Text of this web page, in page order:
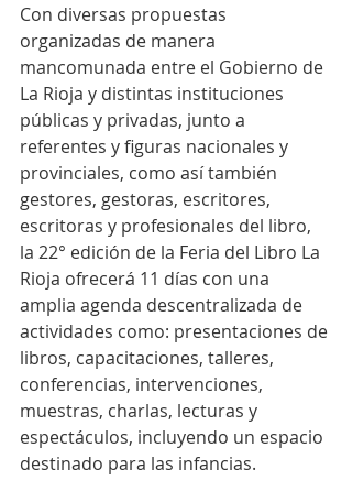
Con diversas propuestas
organizadas de manera
mancomunada entre el Gobierno de
La Rioja y distintas instituciones
públicas y privadas, junto a
referentes y figuras nacionales y
provinciales, como así también
gestores, gestoras, escritores,
escritoras y profesionales del libro,
la 22° edición de la Feria del Libro La
Rioja ofrecerá 11 días con una
amplia agenda descentralizada de
actividades como: presentaciones de
libros, capacitaciones, talleres,
conferencias, intervenciones,
muestras, charlas, lecturas y
espectáculos, incluyendo un espacio
destinado para las infancias.